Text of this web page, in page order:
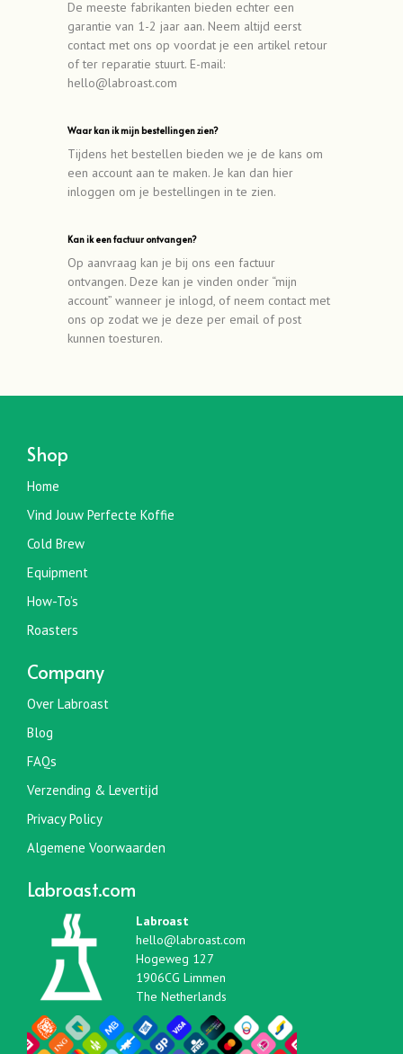
De meeste fabrikanten bieden echter een
garantie van 1-2 jaar aan. Neem altijd eerst
contact met ons op voordat je een artikel retour
of ter reparatie stuurt. E-mail:
hello@labroast.com
Waar kan ik mijn bestellingen zien?
Tijdens het bestellen bieden we je de kans om
een account aan te maken. Je kan dan hier
inloggen om je bestellingen in te zien.
Kan ik een factuur ontvangen?
Op aanvraag kan je bij ons een factuur
ontvangen. Deze kan je vinden onder “mijn
account” wanneer je inlogd, of neem contact met
ons op zodat we je deze per email of post
kunnen toesturen.
Shop
Home
Vind Jouw Perfecte Koffie
Cold Brew
Equipment
How-To’s
Roasters
Company
Over Labroast
Blog
FAQs
Verzending & Levertijd
Privacy Policy
Algemene Voorwaarden
Labroast.com
Labroast
hello@labroast.com
Hogeweg 127
1906CG Limmen
The Netherlands